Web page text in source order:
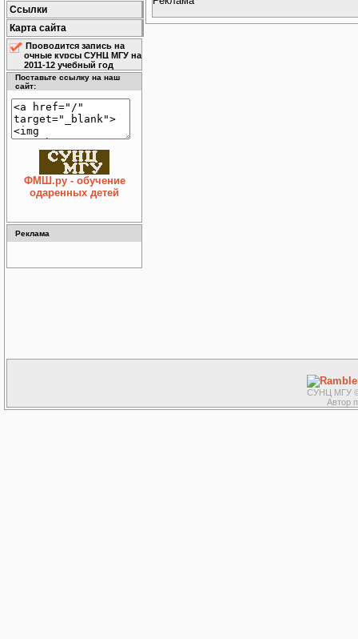
Ссылки
Карта сайта
Проводится запись на
очные курсы СУНЦ МГУ на
2011-12 учебный год
Поставьте ссылку на наш
сайт:
ФМШ.ру - обучение
одаренных детей
Реклама
СУНЦ МГУ ©
Автор